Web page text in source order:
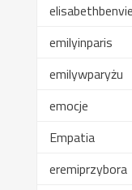
emilyinparis
emilywparyżu
emocje
Empatia
eremiprzybora